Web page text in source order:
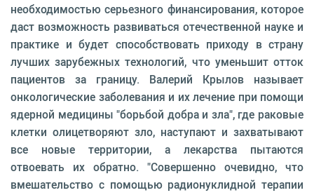
необходимостью серьезного финансирования, которое
даст возможность развиваться отечественной науке и
практике и будет способствовать приходу в страну
лучших зарубежных технологий, что уменьшит отток
пациентов за границу. Валерий Крылов называет
онкологические заболевания и их лечение при помощи
ядерной медицины "борьбой добра и зла", где раковые
клетки олицетворяют зло, наступают и захватывают
все новые территории, а лекарства пытаются
отвоевать их обратно. "Совершенно очевидно, что
вмешательство с помощью радионуклидной терапии